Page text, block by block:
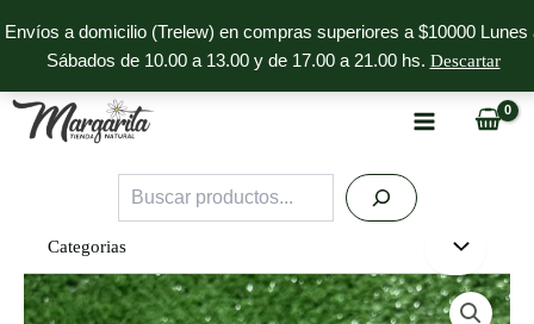
Envíos a domicilio (Trelew) en compras superiores a $10000 Lunes
Sábados de 10.00 a 13.00 y de 17.00 a 21.00 hs. Descartar
al
contenido
Buscar
Categorias
Centella
Asiática